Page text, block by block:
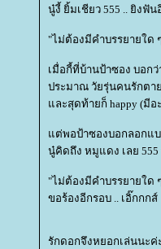
นู๋งี้ ยิ้มเชียว 555 .. ยิงฟั
"ไม่ต้องมีคำบรรยายใด
เมื่อกี้ที่บ้านป้าซอง บอก
ประมาณ วัยรุ่นคนรักตา
ละสุดท้ายก็ happy (มีอ
ต่พอป้าซองบอกลอกแ
นู๋คิดถึง หมูแดง เลย
"ไม่ต้องมีคำบรรยายใด
ขอร้องอีกรอบ .. เอิ๊กกกส์
รักดอกจึงหยอกเล่นนะค่